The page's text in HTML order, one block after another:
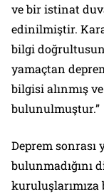
ve bir istinat
edinilmiştir.
bilgi
yamaçtan
bilgisi alınmış
bulunulmuştur.”
Deprem
bulunmadığını
kuruluşlarımıza